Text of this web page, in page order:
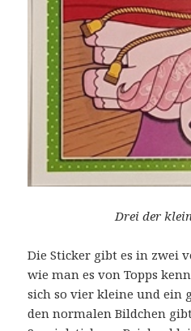
Drei der
Die Sticker gibt es in zwei
wie man es von Topps
sich so vier kleine und ein
den normalen Bildchen